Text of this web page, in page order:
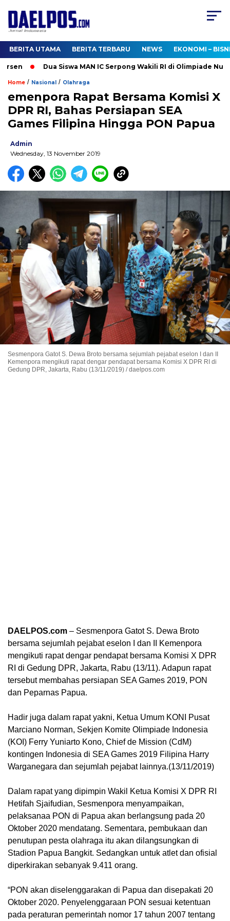
BERITA UTAMA BERITA TERBARU NEWS EKONOMI –
Dua Siswa MAN IC Serpong Wakili RI di Olimpiade Nuklir
Home / Nasional / Olahraga
emenpora Rapat Bersama Komisi X
DPR RI, Bahas Persiapan SEA
Games Filipina Hingga PON Papua
Admin
Wednesday, 13 November 2019
Sesmenpora Gatot S. Dewa Broto bersama sejumlah pejabat eselon I dan II
Kemenpora mengikuti rapat dengar pendapat bersama Komisi X DPR RI di
Gedung DPR, Jakarta, Rabu (13/11/2019) / daelpos.com
DAELPOS.com – Sesmenpora Gatot S. Dewa Broto
bersama sejumlah pejabat eselon I dan II Kemenpora
mengikuti rapat dengar pendapat bersama Komisi X DPR
RI di Gedung DPR, Jakarta, Rabu (13/11). Adapun rapat
tersebut membahas persiapan SEA Games 2019, PON
dan Peparnas Papua.
Hadir juga dalam rapat yakni, Ketua Umum KONI Pusat
Marciano Norman, Sekjen Komite Olimpiade Indonesia
(KOI) Ferry Yuniarto Kono, Chief de Mission (CdM)
kontingen Indonesia di SEA Games 2019 Filipina Harry
Warganegara dan sejumlah pejabat lainnya.(13/11/2019)
Dalam rapat yang dipimpin Wakil Ketua Komisi X DPR RI
Hetifah Sjaifudian, Sesmenpora menyampaikan,
pelaksanaa PON di Papua akan berlangsung pada 20
Oktober 2020 mendatang. Sementara, pembukaan dan
penutupan pesta olahraga itu akan dilangsungkan di
Stadion Papua Bangkit. Sedangkan untuk atlet dan ofisial
diperkirakan sebanyak 9.411 orang.
“PON akan diselenggarakan di Papua dan disepakati 20
Oktober 2020. Penyelenggaraan PON sesuai ketentuan
pada peraturan pemerintah nomor 17 tahun 2007 tentang